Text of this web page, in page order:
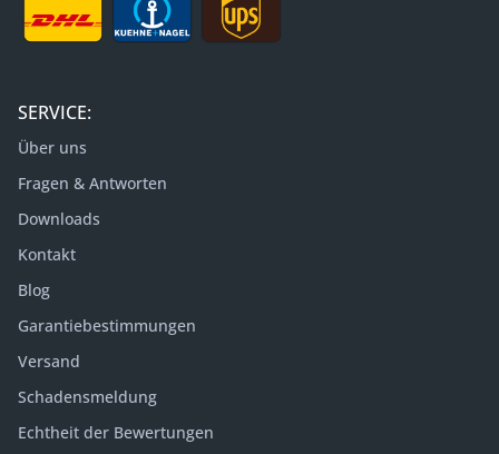
SERVICE:
Über uns
Fragen & Antworten
Downloads
Kontakt
Blog
Garantiebestimmungen
Versand
Schadensmeldung
Echtheit der Bewertungen